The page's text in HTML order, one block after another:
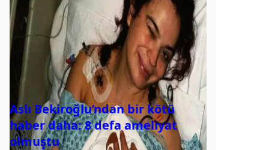
Aslı Bekiroğlu’ndan bir kötü
haber daha: 8 defa ameliyat
olmuştu